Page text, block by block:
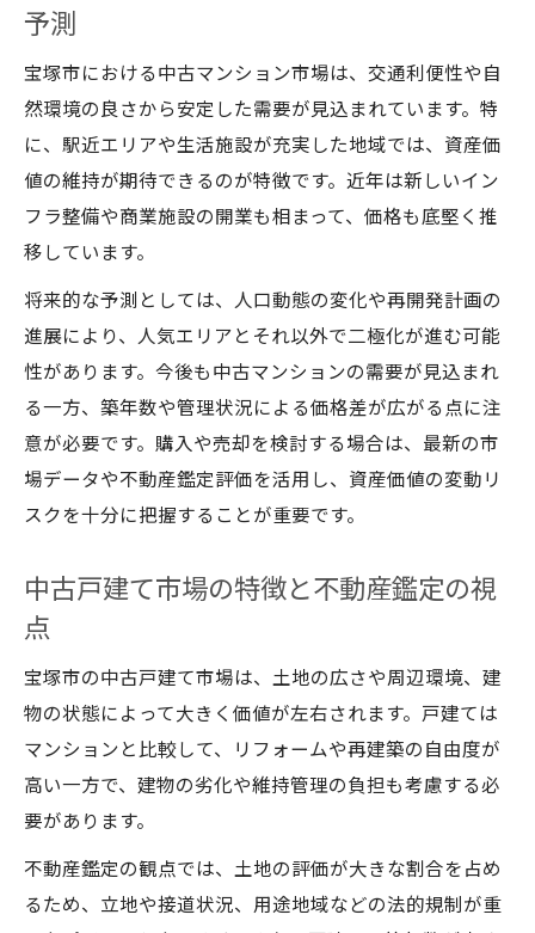
予測
宝塚市における中古マンション市場は、交通利便性や自
然環境の良さから安定した需要が見込まれています。特
に、駅近エリアや生活施設が充実した地域では、資産価
値の維持が期待できるのが特徴です。近年は新しいイン
フラ整備や商業施設の開業も相まって、価格も底堅く推
移しています。
将来的な予測としては、人口動態の変化や再開発計画の
進展により、人気エリアとそれ以外で二極化が進む可能
性があります。今後も中古マンションの需要が見込まれ
る一方、築年数や管理状況による価格差が広がる点に注
意が必要です。購入や売却を検討する場合は、最新の市
場データや不動産鑑定評価を活用し、資産価値の変動リ
スクを十分に把握することが重要です。
中古戸建て市場の特徴と不動産鑑定の視
点
宝塚市の中古戸建て市場は、土地の広さや周辺環境、建
物の状態によって大きく価値が左右されます。戸建ては
マンションと比較して、リフォームや再建築の自由度が
高い一方で、建物の劣化や維持管理の負担も考慮する必
要があります。
不動産鑑定の観点では、土地の評価が大きな割合を占め
るため、立地や接道状況、用途地域などの法的規制が重